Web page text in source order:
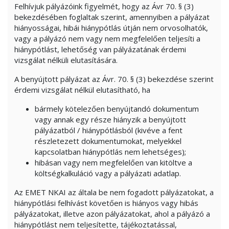
Felhívjuk pályázóink figyelmét, hogy az Ávr 70. § (3)
bekezdésében foglaltak szerint, amennyiben a pályázat
hiányosságai, hibái hiánypótlás útján nem orvosolhatók,
vagy a pályázó nem vagy nem megfelelően teljesíti a
hiánypótlást, lehetőség van pályázatának érdemi
vizsgálat nélküli elutasítására.
A benyújtott pályázat az Ávr. 70. § (3) bekezdése szerint
érdemi vizsgálat nélkül elutasítható, ha
bármely kötelezően benyújtandó dokumentum
vagy annak egy része hiányzik a benyújtott
pályázatból / hiánypótlásból (kivéve a fent
részletezett dokumentumokat, melyekkel
kapcsolatban hiánypótlás nem lehetséges);
hibásan vagy nem megfelelően van kitöltve a
költségkalkuláció vagy a pályázati adatlap.
Az EMET NKAI az általa be nem fogadott pályázatokat, a
hiánypótlási felhívást követően is hiányos vagy hibás
pályázatokat, illetve azon pályázatokat, ahol a pályázó a
hiánypótlást nem teljesítette, tájékoztatással,